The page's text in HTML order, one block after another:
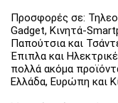
Προσφορές σε:
Gadget, Κινητά-
Παπούτσια και
Έπιπλα και
πολλά ακόμα
Ελλάδα, Ευρώπη και